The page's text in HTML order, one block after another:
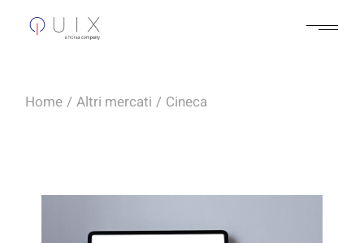
Home Altri mercati Cineca